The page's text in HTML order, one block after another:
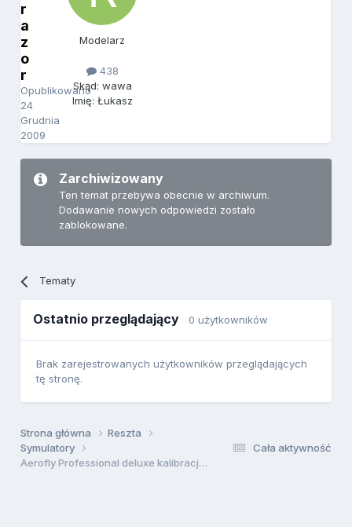
r
a
z
o
r
Opublikowano
24
Grudnia
2009
Modelarz
438
Skąd: wawa
Imię: Łukasz
Zarchiwizowany
Ten temat przebywa obecnie w archiwum.
Dodawanie nowych odpowiedzi zostało
zablokowane.
Tematy
Ostatnio przeglądający 0 użytkowników
Brak zarejestrowanych użytkowników przeglądających
tę stronę.
Cała aktywność
Strona główna
Reszta
Symulatory
Aerofly Professional deluxe kalibracja aparatury